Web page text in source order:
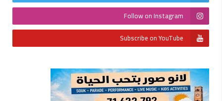
Follow on Instagram
Subscribe on YouTube